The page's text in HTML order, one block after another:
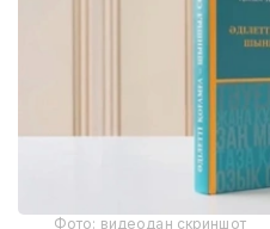
Фото: видеодан скриншот